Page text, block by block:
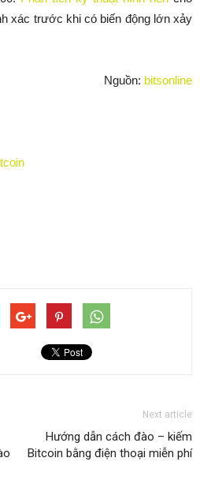
xác trước khi có biến động lớn xảy
Nguồn: bitsonline
Next article
Hướng dẫn cách đào – kiếm
Bitcoin bằng điện thoại miễn phí